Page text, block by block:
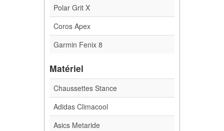
Polar Grit X
Coros Apex
Garmin Fenix 8
Matériel
Chaussettes Stance
Adidas Climacool
Asics Metaride